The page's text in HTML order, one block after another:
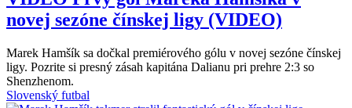
novej sezóne čínskej ligy (VIDEO)
Marek Hamšík sa dočkal premiérového gólu v novej sezóne čínskej
ligy. Pozrite si presný zásah kapitána Dalianu pri prehre 2:3 so
Shenzhenom.
Slovenský futbal